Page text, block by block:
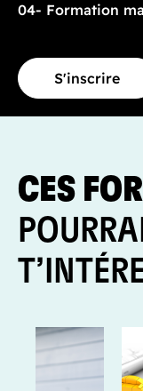
04- Formation
S'inscrire
CES